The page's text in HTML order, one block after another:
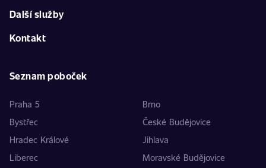
Další služby
Kontakt
Seznam poboček
Praha 5
Brno
Bystřec
České Budějovice
Hradec Králové
Jihlava
Liberec
Moravské Budějovice